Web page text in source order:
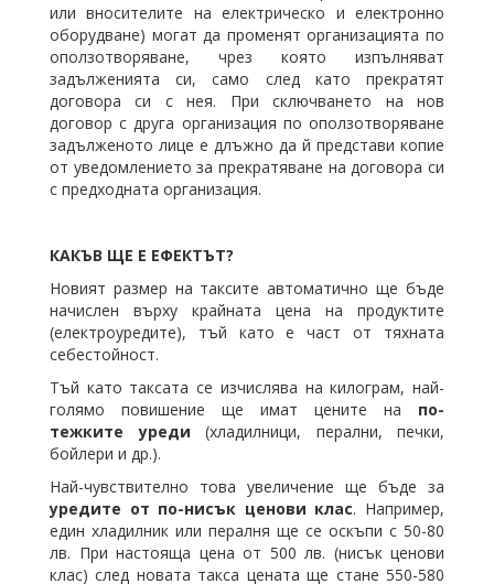
или вносителите на електрическо и електронно
оборудване) могат да променят организацията по
оползотворяване, чрез която изпълняват
задълженията си, само след като прекратят
договора си с нея. При сключването на нов
договор с друга организация по оползотворяване
задълженото лице е длъжно да й представи копие
от уведомлението за прекратяване на договора си
с предходната организация.
КАКЪВ ЩЕ Е ЕФЕКТЪТ?
Новият размер на таксите автоматично ще бъде
начислен върху крайната цена на продуктите
(електроуредите), тъй като е част от тяхната
себестойност.
Тъй като таксата се изчислява на килограм, най-
голямо повишение ще имат цените на по-
тежките уреди (хладилници, перални, печки,
бойлери и др.).
Най-чувствително това увеличение ще бъде за
уредите от по-нисък ценови клас. Например,
един хладилник или пералня ще се оскъпи с 50-80
лв. При настояща цена от 500 лв. (нисък ценови
клас) след новата такса цената ще стане 550-580